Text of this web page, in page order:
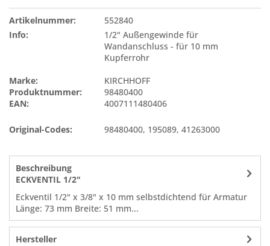
Artikelnummer:
552840
Info:
1/2" Außengewinde für
Wandanschluss - für 10 mm
Kupferrohr
Marke:
KIRCHHOFF
Produktnummer:
98480400
EAN:
4007111480406
Original-Codes: 98480400, 195089,41263000
Beschreibung
ECKVENTIL 1/2"
Eckventil 1/2" x 3/8" x 10 mm selbstdichtend für Armatur
Länge: 73 mm Breite: 51 mm...
Hersteller